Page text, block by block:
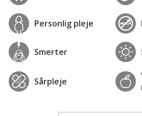
Personlig pleje
Smerter
Sårpleje